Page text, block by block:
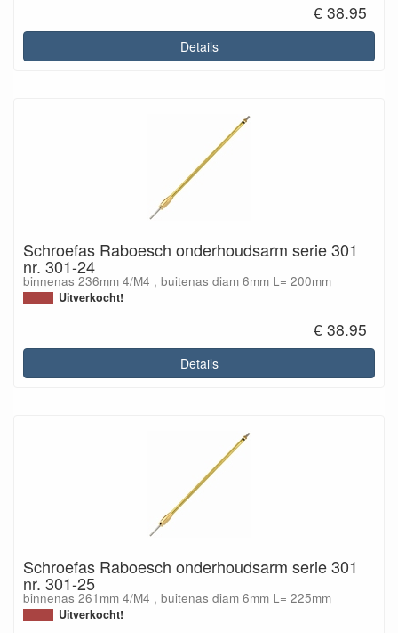
€ 38.95
Details
Schroefas Raboesch onderhoudsarm serie 301
nr. 301-24
binnenas 236mm 4/M4 , buitenas diam 6mm L= 200mm
Uitverkocht!
€ 38.95
Details
Schroefas Raboesch onderhoudsarm serie 301
nr. 301-25
binnenas 261mm 4/M4 , buitenas diam 6mm L= 225mm
Uitverkocht!